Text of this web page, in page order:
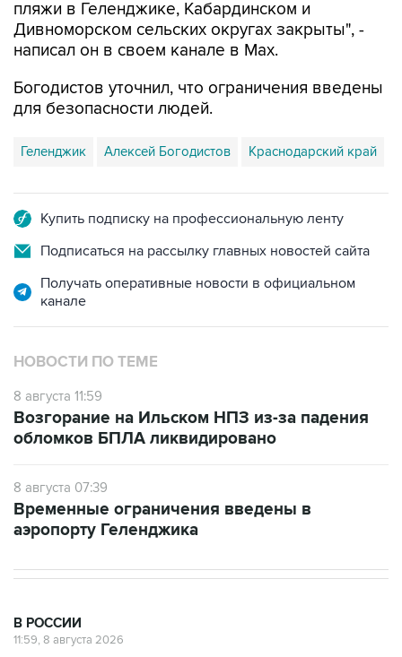
пляжи в Геленджике, Кабардинском и
Дивноморском сельских округах закрыты", -
написал он в своем канале в Max.
Богодистов уточнил, что ограничения введены
для безопасности людей.
Геленджик Алексей Богодистов Краснодарский край
Купить подписку на профессиональную ленту
Подписаться на рассылку главных новостей сайта
Получать оперативные новости в официальном
канале
НОВОСТИ ПО ТЕМЕ
8 августа 11:59
Возгорание на Ильском НПЗ из-за падения
обломков БПЛА ликвидировано
8 августа 07:39
Временные ограничения введены в
аэропорту Геленджика
В РОССИИ
11:59, 8 августа 2026